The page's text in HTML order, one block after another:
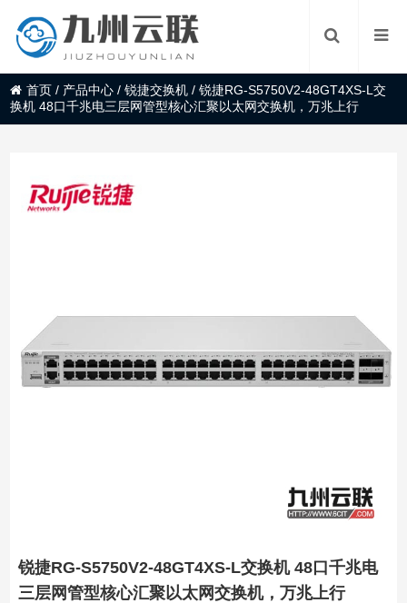
首页 / 产品中心 /锐捷交换机 /锐捷RG-S5750V2-48GT4XS-L交
换机 48口千兆电三层网管型核心汇聚以太网交换机，万兆上行
锐捷RG-S5750V2-48GT4XS-L交换机 48口千兆电
三层网管型核心汇聚以太网交换机，万兆上行